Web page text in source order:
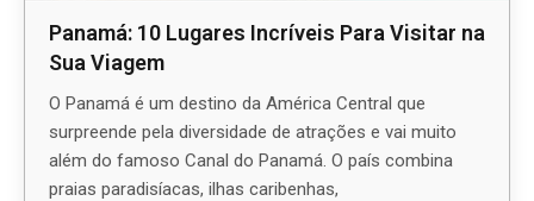
Panamá: 10 Lugares Incríveis Para Visitar na
Sua Viagem
O Panamá é um destino da América Central que
surpreende pela diversidade de atrações e vai muito
além do famoso Canal do Panamá. O país combina
praias paradisíacas, ilhas caribenhas,